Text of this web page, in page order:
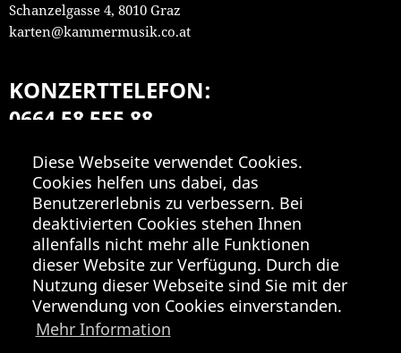
Diese Webseite verwendet Cookies.
Cookies helfen uns dabei, das
Benutzererlebnis zu verbessern. Bei
deaktivierten Cookies stehen Ihnen
allenfalls nicht mehr alle Funktionen
dieser Website zur Verfügung. Durch die
Nutzung dieser Webseite sind Sie mit der
Verwendung von Cookies einverstanden.
Mehr Information
Schanzelgasse 4, 8010 Graz
karten@kammermusik.co.at
KONZERTTELEFON:
0664 58 555 88
Mo-Fr 9:00-18:00